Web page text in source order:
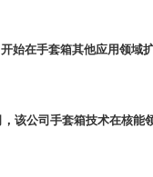
始在手套箱其他应用领域扩
，该公司手套箱技术在核能